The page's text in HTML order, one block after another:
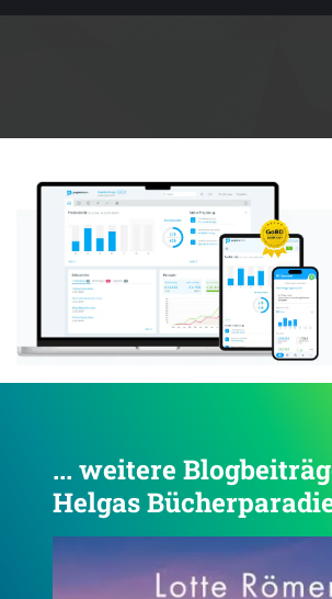
... weitere
Helgas